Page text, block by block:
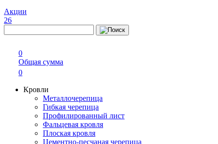
Акции
26
0
Общая сумма
0
Кровли
Металлочерепица
Гибкая черепица
Профилированный лист
Фальцевая кровля
Плоская кровля
Цементно-песчаная черепица